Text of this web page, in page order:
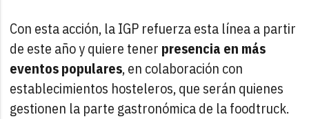
Con esta acción, la IGP refuerza esta línea a partir
de este año y quiere tener presencia en más
eventos populares, en colaboración con
establecimientos hosteleros, que serán quienes
gestionen la parte gastronómica de la foodtruck.